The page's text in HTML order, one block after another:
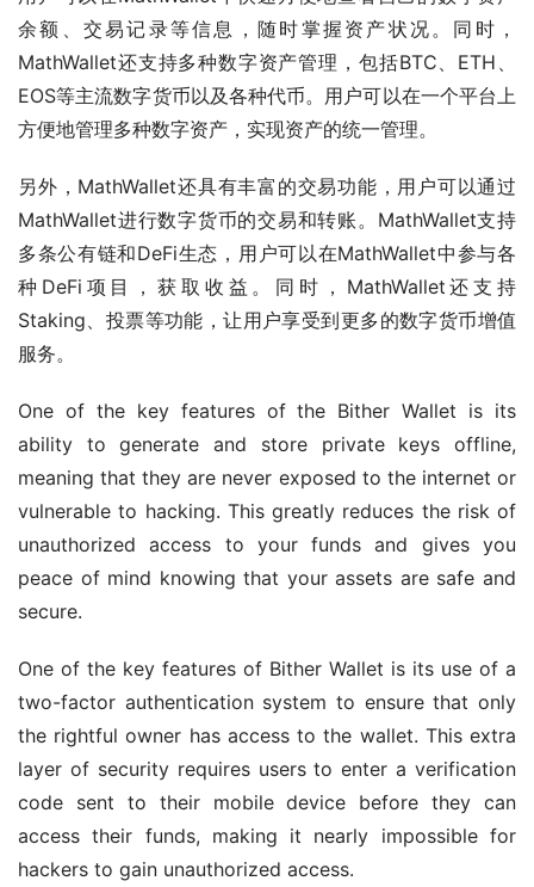
余额、交易记录等信息，随时掌握资产状况。同时，
MathWallet还支持多种数字资产管理，包括BTC、ETH、
EOS等主流数字货币以及各种代币。用户可以在一个平台上
方便地管理多种数字资产，实现资产的统一管理。
另外，MathWallet还具有丰富的交易功能，用户可以通过
MathWallet进行数字货币的交易和转账。MathWallet支持
多条公有链和DeFi生态，用户可以在MathWallet中参与各
种DeFi项目，获取收益。同时，MathWallet还支持
Staking、投票等功能，让用户享受到更多的数字货币增值
服务。
One of the key features of the Bither Wallet is its
ability to generate and store private keys offline,
meaning that they are never exposed to the internet or
vulnerable to hacking. This greatly reduces the risk of
unauthorized access to your funds and gives you
peace of mind knowing that your assets are safe and
secure.
One of the key features of Bither Wallet is its use of a
two-factor authentication system to ensure that only
the rightful owner has access to the wallet. This extra
layer of security requires users to enter a verification
code sent to their mobile device before they can
access their funds, making it nearly impossible for
hackers to gain unauthorized access.